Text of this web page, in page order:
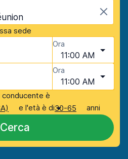
sede
Ora
11:00 AM
Ora
11:00 AM
conducente è
e l'età è di30-65 anni
Cerca